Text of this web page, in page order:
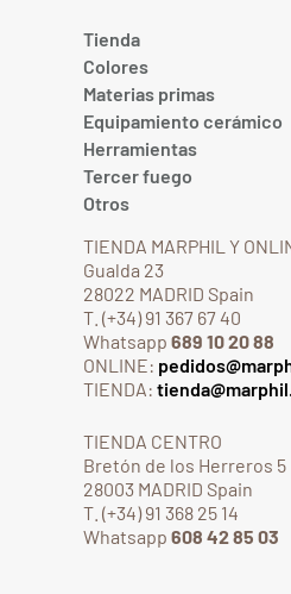
Tienda
Colores
Materias primas
Equipamiento cerámico
Herramientas
Tercer fuego
Otros
TIENDA MARPHIL Y
Gualda 23
28022 MADRID Spain
T. (+34) 91 367 67 40
Whatsapp 689 10 20 88
ONLINE:
TIENDA:
TIENDA CENTRO
Bretón de los Herreros 5
28003 MADRID Spain
T. (+34) 91 368 25 14
Whatsapp 608 42 85 03